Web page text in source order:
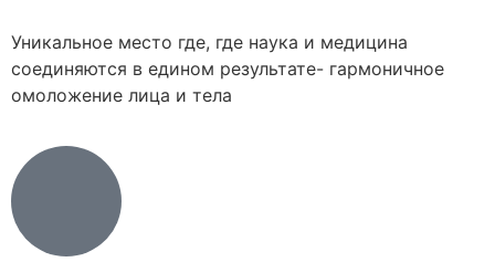
Уникальное место где, где наука и медицина
соединяются в едином результате- гармоничное
омоложение лица и тела